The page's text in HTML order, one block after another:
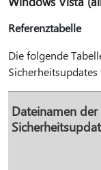
Referenztabelle
Die folgende
Dateinamen der